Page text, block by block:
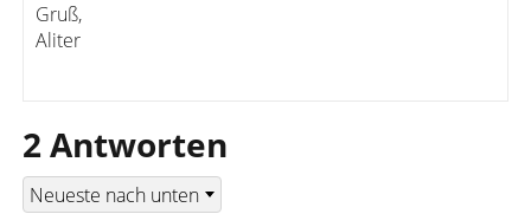
Gruß,
Aliter
2 Antworten